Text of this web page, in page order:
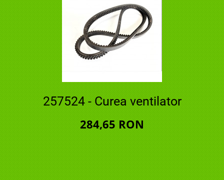
257524 - Curea ventilator
284,65 RON